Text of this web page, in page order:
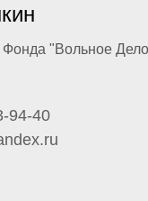
Фонда "Вольное
94-40